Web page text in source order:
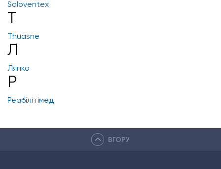
Soloventex
T
Thuasne
Л
Ляпко
Р
Реабілітімед
ВГОРУ